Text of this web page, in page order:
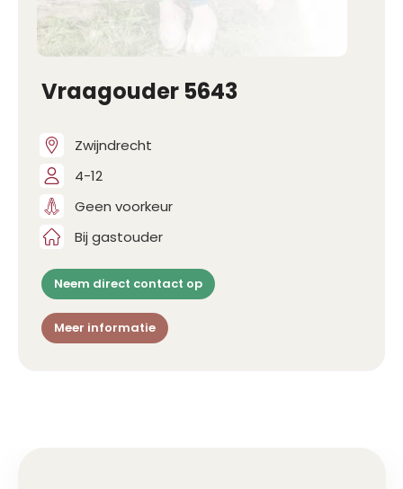
Vraagouder 5643
Zwijndrecht
4-12
Geen voorkeur
Bij gastouder
Neem direct contact op
Meer informatie